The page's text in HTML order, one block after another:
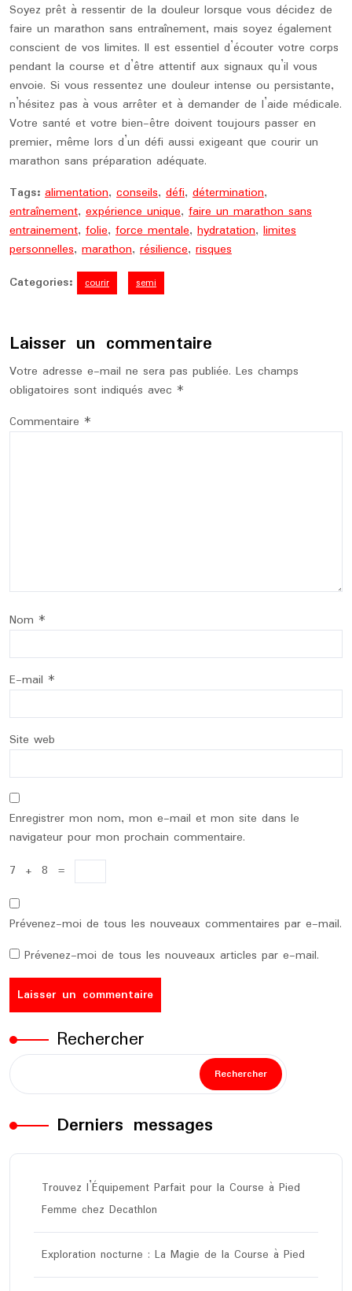
Soyez prêt à ressentir de la douleur lorsque vous décidez de
faire un marathon sans entraînement, mais soyez également
conscient de vos limites. Il est essentiel d’écouter votre corps
pendant la course et d’être attentif aux signaux qu’il vous
envoie. Si vous ressentez une douleur intense ou persistante,
n’hésitez pas à vous arrêter et à demander de l’aide médicale.
Votre santé et votre bien-être doivent toujours passer en
premier, même lors d’un défi aussi exigeant que courir un
marathon sans préparation adéquate.
Tags: alimentation, conseils, défi, détermination,
entraînement, expérience unique, faire un marathon sans
entrainement, folie, force mentale, hydratation, limites
personnelles, marathon, résilience, risques
Categories:
courir semi
Laisser un commentaire
Votre adresse e-mail ne sera pas publiée. Les champs
obligatoires sont indiqués avec *
Commentaire *
Nom *
E-mail *
Site web
Enregistrer mon nom, mon e-mail et mon site dans le
navigateur pour mon prochain commentaire.
7 + 8 =
Prévenez-moi de tous les nouveaux commentaires par e-mail.
Prévenez-moi de tous les nouveaux articles par e-mail.
Rechercher
Rechercher
Derniers messages
Trouvez l’Équipement Parfait pour la Course à Pied
Femme chez Decathlon
Exploration nocturne : La Magie de la Course à Pied